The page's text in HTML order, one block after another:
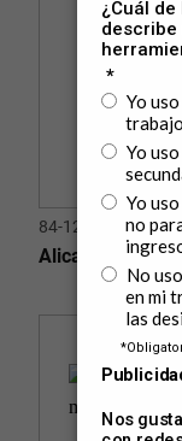
84-125LA
Alicates